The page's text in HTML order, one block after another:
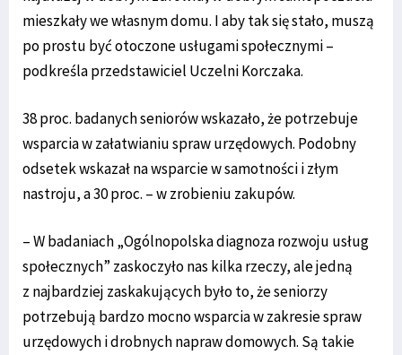
mieszkały we własnym domu. I aby tak się stało, muszą
po prostu być otoczone usługami społecznymi –
podkreśla przedstawiciel Uczelni Korczaka.
38 proc. badanych seniorów wskazało, że potrzebuje
wsparcia w załatwianiu spraw urzędowych. Podobny
odsetek wskazał na wsparcie w samotności i złym
nastroju, a 30 proc. – w zrobieniu zakupów.
– W badaniach „Ogólnopolska diagnoza rozwoju usług
społecznych” zaskoczyło nas kilka rzeczy, ale jedną
z najbardziej zaskakujących było to, że seniorzy
potrzebują bardzo mocno wsparcia w zakresie spraw
urzędowych i drobnych napraw domowych. Są takie